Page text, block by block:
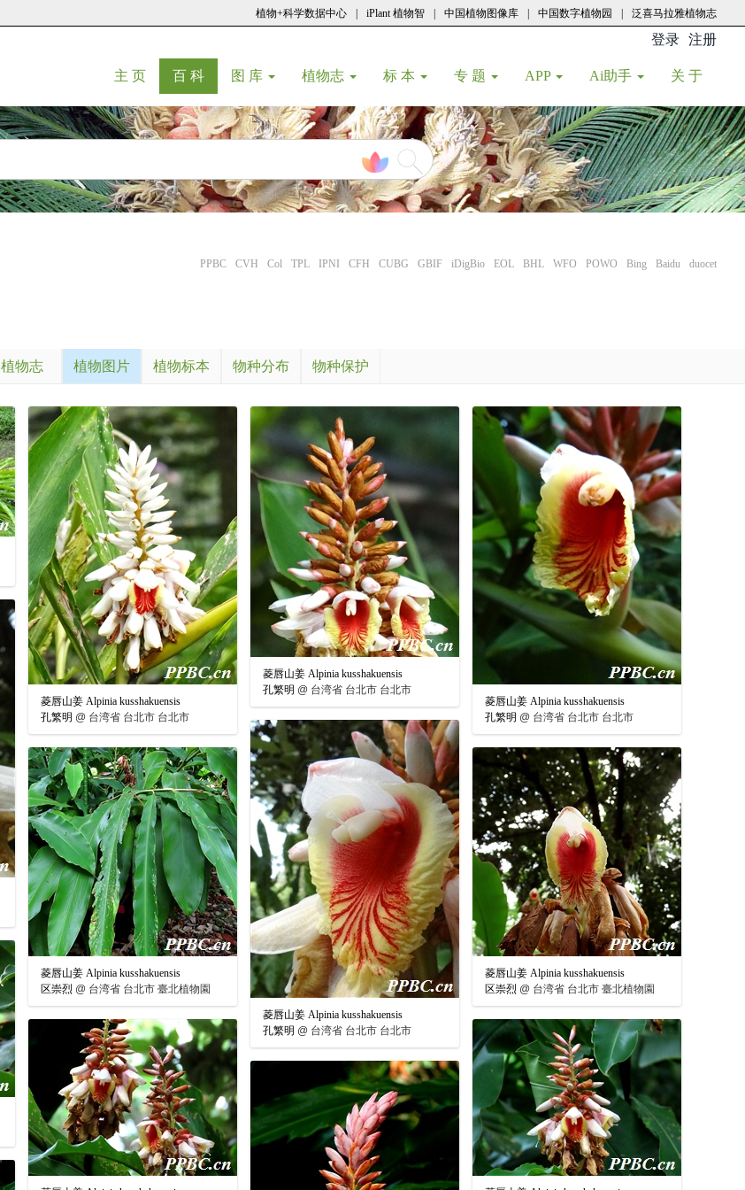
植物+科学数据中心 iPlant 植物智 中国植物图像库 中国数字植物园 泛喜马拉雅植物志
登录 注册
主 页(current)
百 科(current)
图 库 植物志 标 本 专 题 APP Ai助手 关 于
PPBC CVH Col TPL IPNI CFH CUBG GBIF iDigBio EOL BHL WFO POWO Bing Baidu duocet
植物志 植物图片 植物标本 物种分布 物种保护
菱唇山姜 Alpinia kusshakuensis
孔繁明 @ 台湾省 台北市 台北市
菱唇山姜 Alpinia kusshakuensis
孔繁明 @ 台湾省 台北市 台北市
菱唇山姜 Alpinia kusshakuensis
孔繁明 @ 台湾省 台北市 台北市
菱唇山姜 Alpinia kusshakuensis
孔繁明 @ 台湾省 台北市 台北市
菱唇山姜 Alpinia kusshakuensis
区崇烈 @ 台湾省 台北市 臺北植物園
菱唇山姜 Alpinia kusshakuensis
区崇烈 @ 台湾省 台北市 臺北植物園